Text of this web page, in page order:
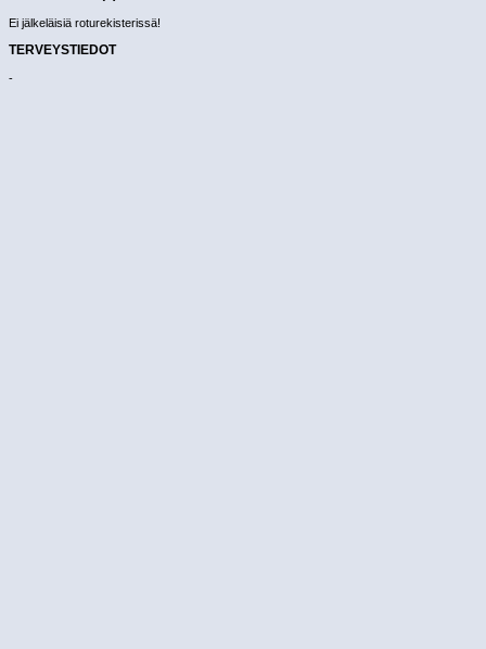
Ei jälkeläisiä roturekisterissä!
TERVEYSTIEDOT
-